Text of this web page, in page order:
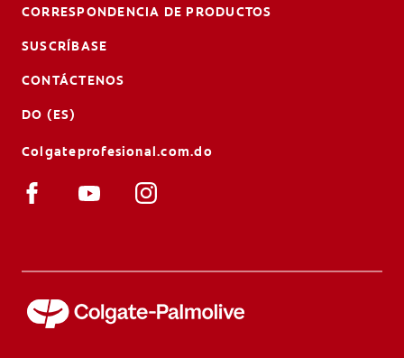
CORRESPONDENCIA DE PRODUCTOS
SUSCRÍBASE
CONTÁCTENOS
DO (ES)
Colgateprofesional.com.do